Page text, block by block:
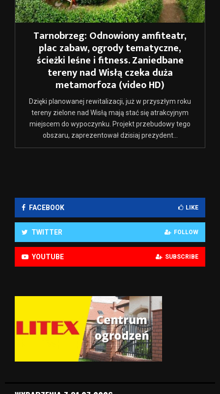
Tarnobrzeg: Odnowiony amfiteatr,
plac zabaw, ogrody tematyczne,
ścieżki leśne i fitness. Zaniedbane
tereny nad Wisłą czeka duża
metamorfoza (video HD)
Dzięki planowanej rewitalizacji, już w przyszłym roku
tereny zielone nad Wisłą mają stać się atrakcyjnym
miejscem do wypoczynku. Projekt przebudowy tego
obszaru, zaprezentował dzisiaj prezydent...
FACEBOOK LIKE
TWITTER FOLLOW
YOUTUBE SUBSCRIBE